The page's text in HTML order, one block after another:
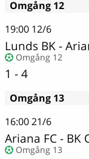
Omgång 12
19:00 12/6
Lunds BK-
Omgång 12
1 - 4
Omgång 13
16:0021/6
Ariana FC- BK
Omgång 13